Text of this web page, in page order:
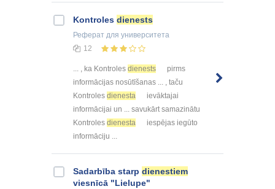
Kontroles dienests
Реферат для университета
12
... , ka Kontroles dienests
pirms
informācijas nosūtīšanas ... , taču
Kontroles dienesta
ievāktajai
informācijai un ... savukārt samazinātu
Kontroles dienesta
iespējas iegūto
informāciju ...
Sadarbība starp dienestiem
viesnīcā "Lielupe"